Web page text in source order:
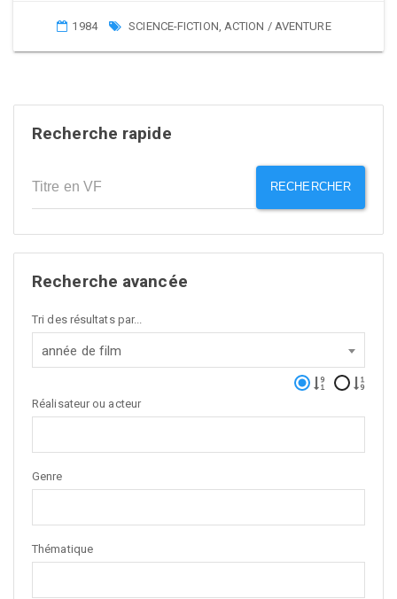
1984 SCIENCE-FICTION, ACTION / AVENTURE
Recherche rapide
RECHERCHER
Recherche avancée
Tri des résultats par...
année de film
Réalisateur ou acteur
Genre
Thématique